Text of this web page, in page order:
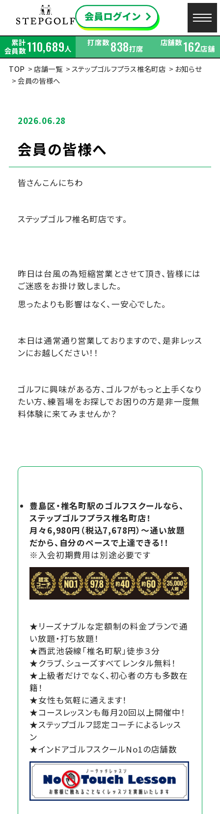
累計
会員数110,689人
打席数838打席
店舗数162店舗
TOP
店舗一覧 ステップゴルフプラス椎名町店
お知らせ
会員の皆様へ
2026.06.28
会員の皆様へ
皆さんこんにちわ
ステップゴルフ椎名町店です。
昨日は台風の為短縮営業とさせて頂き、皆様には
ご迷惑をお掛け致しました。
思ったよりも影響はなく、一安心でした。
本日は通常通り営業しておりますので、是非レッス
ンにお越しください！！
ゴルフに興味がある方、ゴルフがもっと上手くなり
たい方、練習場をお探しでお困りの方是非一度無
料体験に来てみませんか？
豊島区・椎名町駅のゴルフスクールなら、
ステップゴルフプラス椎名町店！
月々6,980円（税込7,678円）～通い放題
だから、自分のペースで上達できる！！
※入会初期費用は別途必要です
★リーズナブルな定額制の料金プランで通
い放題・打ち放題！
★西武池袋線「椎名町駅」徒歩３分
★クラブ、シューズすべてレンタル無料！
★上級者だけでなく、初心者の方も多数在
籍！
★女性も気軽に通えます！
★コースレッスンも毎月20回以上開催中！
★ステップゴルフ認定コーチによるレッス
ン
★インドアゴルフスクールNo1の店舗数